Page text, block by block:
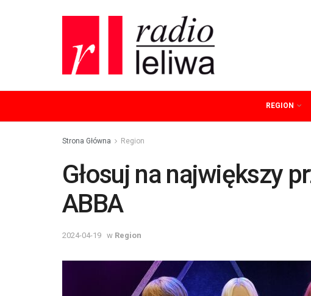
REGION
Strona Główna Region
Głosuj na największy
ABBA
2024-04-19 w Region